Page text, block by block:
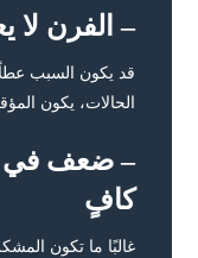
– الفرن لا
قد يكون السبب
الحالات، يكون
– ضعف في
كافٍ
غالبًا ما تكون